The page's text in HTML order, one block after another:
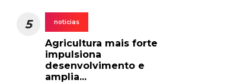
5 noticias
Agricultura mais forte
impulsiona
desenvolvimento e
amplia...